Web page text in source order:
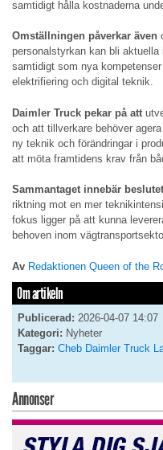
samtidigt hålla kostnaderna
Omställningen påverkar även
personalstyrkan kan bli
samtidigt som nya
elektrifiering och digital teknik.
Daimler Truck pekar på att
och att tillverkare behöver
ny teknik och förändringar i
att möta framtidens krav från
Sammantaget innebär beslutet
riktning mot en mer
fokus ligger på att kunna
behoven inom
Av Redaktionen Queen of the
Om artikeln
Publicerad: 2026-04-07 14:07
Kategori: Nyheter
Taggar: Cheb Daimler Truck
Annonser